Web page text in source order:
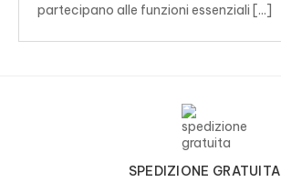
partecipano alle funzioni essenziali [...]
SPEDIZIONE GRATUITA